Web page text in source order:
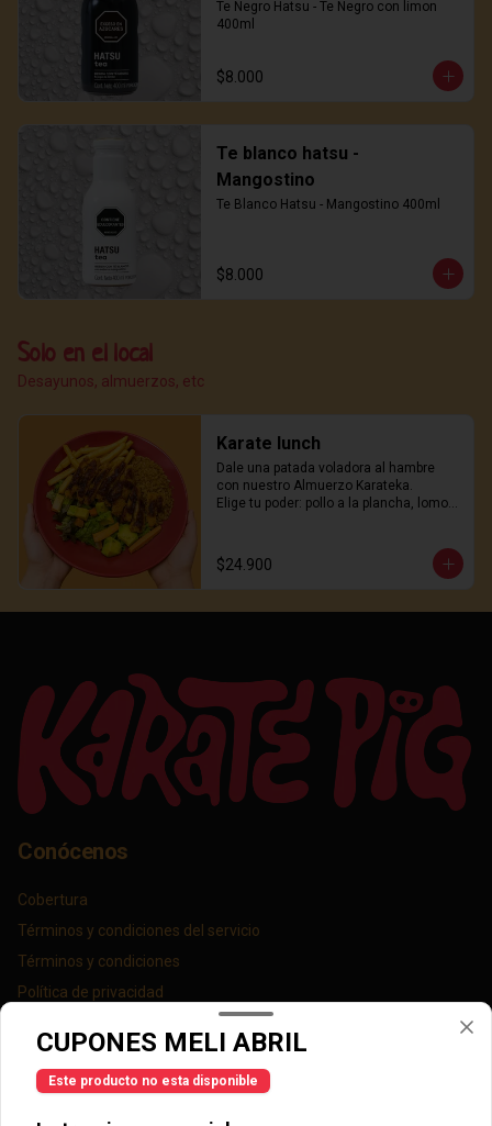
Te Negro Hatsu - Te Negro con limon
400ml
$8.000
Te blanco hatsu -
Mangostino
Te Blanco Hatsu - Mangostino 400ml
$8.000
Solo en el local
Desayunos, almuerzos, etc
Karate lunch
Dale una patada voladora al hambre
con nuestro Almuerzo Karateka.
Elige tu poder: pollo a la plancha, lomo
Acompañado de arroz salteado estilo
wok, papas crujientes y una ensalada
equilibran cada golpe de sabor.
$24.900
Conócenos
Cobertura
Términos y condiciones del servicio
Términos y condiciones
Política de privacidad
Redes sociales
Instagram
CUPONES MELI ABRIL
Este producto no esta disponible